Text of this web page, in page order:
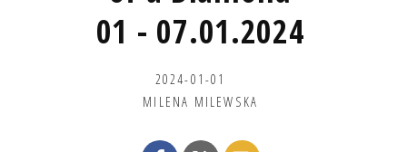
01 - 07.01.2024
2024-01-01
MILENA MILEWSKA